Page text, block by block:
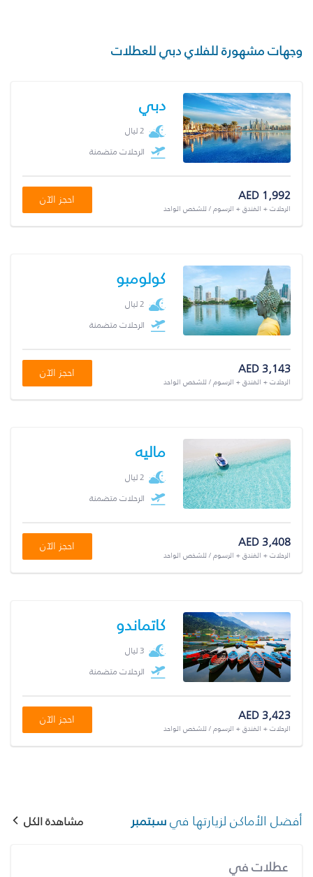
وجهات مشهورة للفلاي دبي للعطلات
دبي
2 ليال
الرحلات متضمنة
AED 1,992
الرحلات + الفندق + الرسوم / للشخص الواحد
احجز الآن
كولومبو
2 ليال
الرحلات متضمنة
AED 3,143
الرحلات + الفندق + الرسوم / للشخص الواحد
احجز الآن
ماليه
2 ليال
الرحلات متضمنة
AED 3,408
الرحلات + الفندق + الرسوم / للشخص الواحد
احجز الآن
كاتماندو
3 ليال
الرحلات متضمنة
AED 3,423
الرحلات + الفندق + الرسوم / للشخص الواحد
احجز الآن
أفضل الأماكن لزيارتها فيسبتمبر مشاهدة الكل
عطلات في